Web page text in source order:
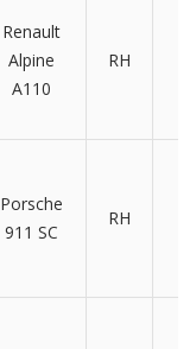
Renault
Alpine
A110
RH
Porsche
911 SC
RH